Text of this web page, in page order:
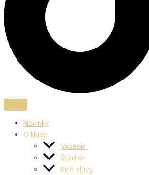
Novinky
O klube
Vedenie
Štadión
Sieň slávy